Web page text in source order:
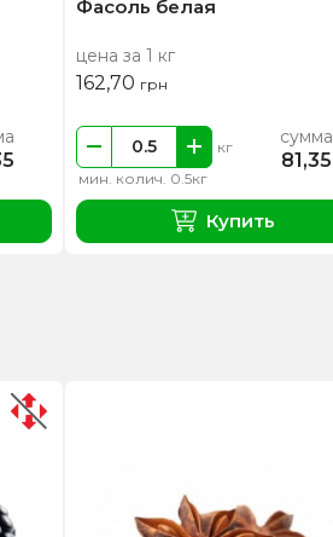
Фасоль белая
цена за 1 кг
162,70 грн
мин. колич. 0.5кг
кг сумма
81,35
Купить